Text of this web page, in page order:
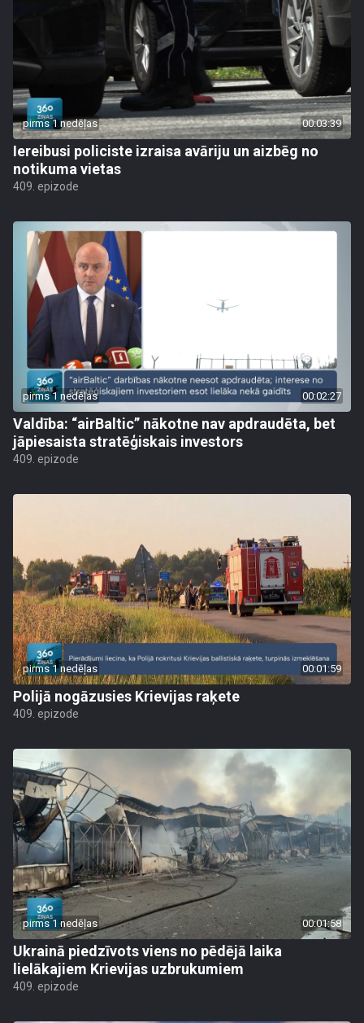
pirms 1 nedēļas 00:03:39
Iereibusi policiste izraisa avāriju un aizbēg no
notikuma vietas
409. epizode
pirms 1 nedēļas 00:02:27
Valdība: “airBaltic” nākotne nav apdraudēta, bet
jāpiesaista stratēģiskais investors
409. epizode
pirms 1 nedēļas 00:01:59
Polijā nogāzusies Krievijas raķete
409. epizode
pirms 1 nedēļas 00:01:58
Ukrainā piedzīvots viens no pēdējā laika
lielākajiem Krievijas uzbrukumiem
409. epizode